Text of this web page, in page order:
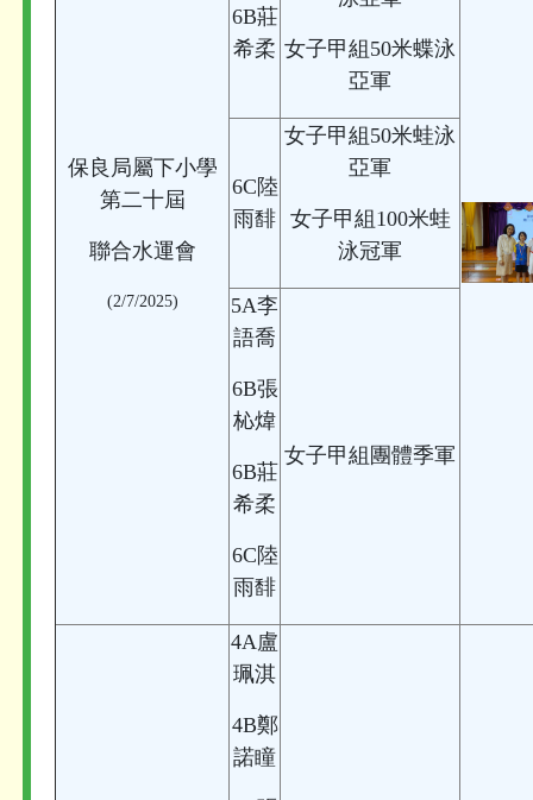
保良局屬下小學
第二十屆
聯合水運會
(2/7/2025)
6B莊
希柔 女子甲組50米蝶泳
亞軍
6C陸
雨馡
女子甲組50米蛙泳
亞軍
女子甲組100米蛙
泳冠軍
5A李
語喬
6B張
杺煒
6B莊
希柔
6C陸
雨馡
女子甲組團體季軍
4A盧
珮淇
4B鄭
諾瞳